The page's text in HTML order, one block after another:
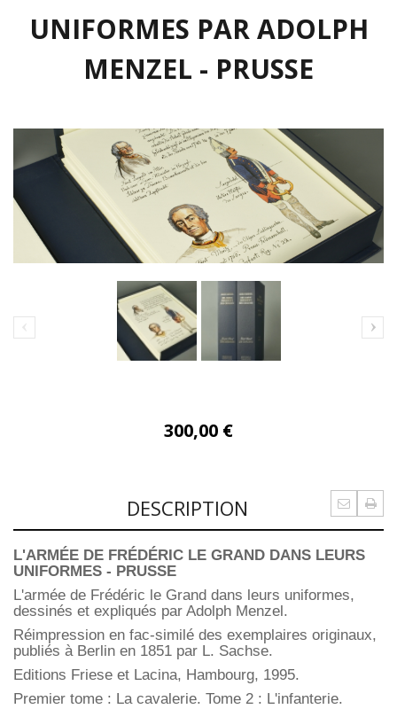
UNIFORMES PAR ADOLPH
MENZEL - PRUSSE
300,00 €
DESCRIPTION
L'ARMÉE DE FRÉDÉRIC LE GRAND DANS LEURS
UNIFORMES - PRUSSE
L'armée de Frédéric le Grand dans leurs uniformes,
dessinés et expliqués par Adolph Menzel.
Réimpression en fac-similé des exemplaires originaux,
publiés à Berlin en 1851 par L. Sachse.
Editions Friese et Lacina, Hambourg, 1995.
Premier tome : La cavalerie. Tome 2 : L'infanterie.